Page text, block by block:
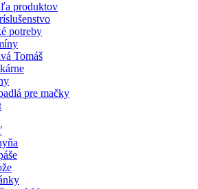
produktov
potreby
Tomáš
pre mačky